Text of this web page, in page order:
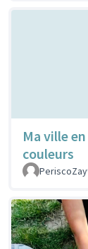
Ma ville en
couleurs
PeriscoZay